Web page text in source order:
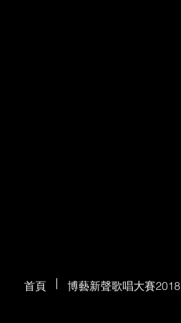
首頁 博藝新聲歌唱大賽2018